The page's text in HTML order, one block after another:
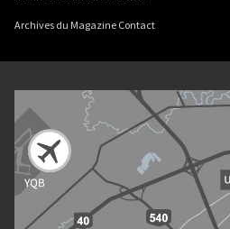
Archives du Magazine Contact